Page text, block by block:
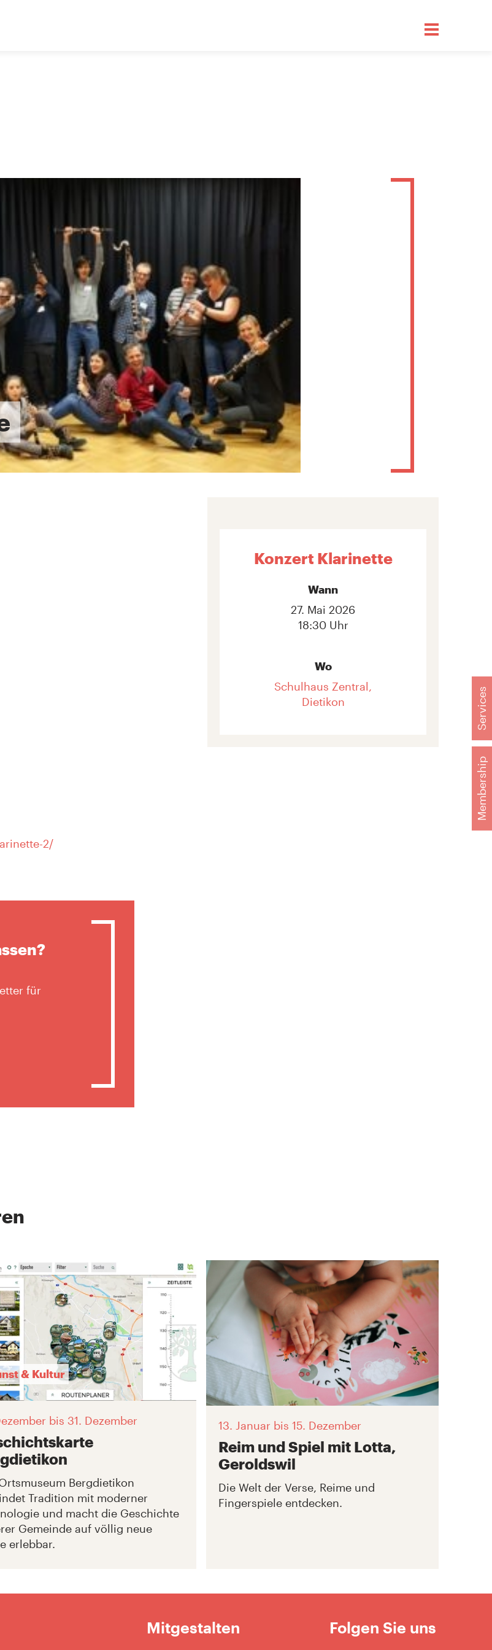
Membership
Services
2/
für
Konzert Klarinette
Wann
27. Mai 2026
18:30 Uhr
Wo
Schulhaus Zentral,
Dietikon
& Kultur
bis 31. Dezember
Bergdietikon
Tradition mit moderner
und macht die Geschichte
Gemeinde auf völlig neue
erlebbar.
13. Januar bis 15. Dezember
Reim und Spiel mit Lotta,
Geroldswil
Die Welt der Verse, Reime und
Fingerspiele entdecken.
Mitgestalten Folgen Sie uns